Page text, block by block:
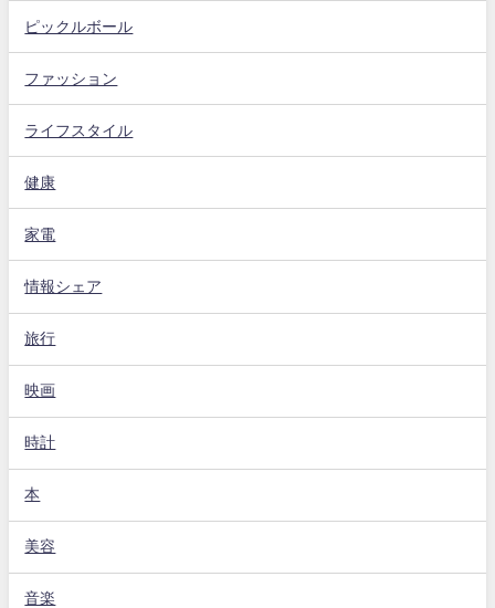
ピックルボール
ファッション
ライフスタイル
健康
家電
情報シェア
旅行
映画
時計
本
美容
音楽